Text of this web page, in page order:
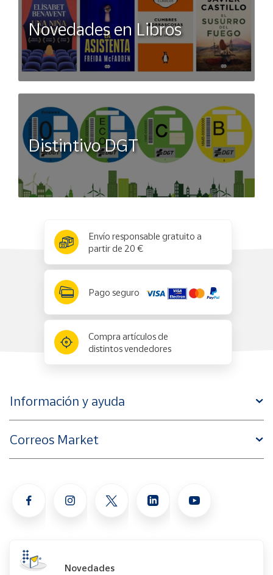
Novedades en Libros
Distintivo DGT
Envío responsable gratuito a
partir de 20 €
Pago seguro
Compra artículos de
distintos vendedores
Información y ayuda
Correos Market
Novedades